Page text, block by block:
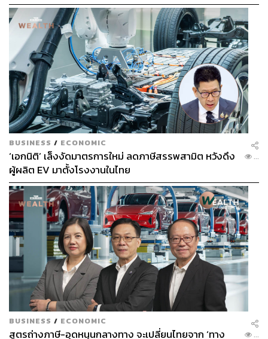
น้ำพระทัยเอื้ออาทรต่อวิถีชีวิตอีสานยังปรากฏจารึกไว้อีกครั้ง
ในงานแสดงศิลปวัฒนธรรม 4 ภาค ที่จังหวัดกาฬสินธุ์เป็นเจ้า
ภาพ โดยมีวิทยาลัยนาฏศิลปทั่วประเทศเข้าร่วม
วันที่ 26 กุมภาพันธ์ 2533 นับเป็นบุญตาและบุญใจของ
นักศึกษา ประชาชน เยาวชน และนักเรียนชาวกาฬสินธุ์ ที่ได้
เห็นพระองค์ท่านทรงโปงลางร่วมกับวิทยาลัยนาฏศิลป
BUSINESS / ECONOMIC
‘เอกนิติ’ เล็งงัดมาตรการใหม่ ลดภาษีสรรพสามิต หวังดึง
ผู้ผลิต EV มาตั้งโรงงานในไทย
...
BUSINESS / ECONOMIC
สูตรถ่างภาษี-อุดหนุนกลางทาง จะเปลี่ยนไทยจาก ‘ทาง
...